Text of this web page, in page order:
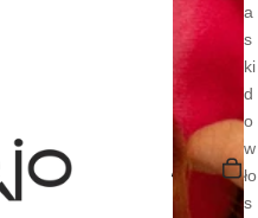
a
s
ki
d
o
w
ło
s